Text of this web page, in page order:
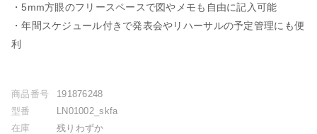
・5mm方眼のフリースペースで図やメモも自由に記入可能
・年間スケジュール付きで発表会やリハーサルの予定管理にも便
利
商品番号
191876248
型番
LN01002_skfa
在庫
残りわずか